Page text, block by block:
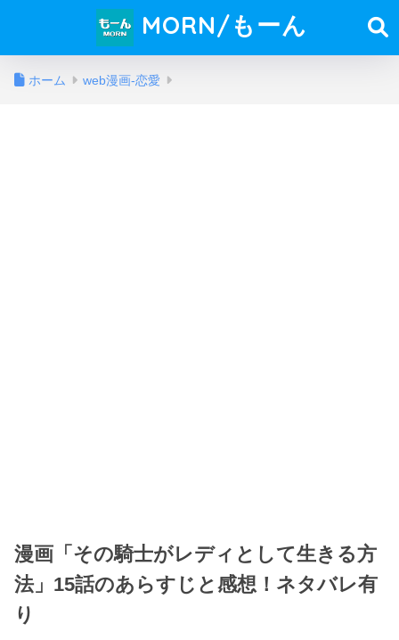
MORN/もーん
ホーム web漫画-恋愛
漫画「その騎士がレディとして生きる方
法」15話のあらすじと感想！ネタバレ有
り